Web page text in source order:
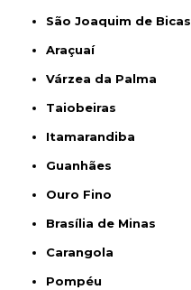
São Joaquim de Bicas
Araçuaí
Várzea da Palma
Taiobeiras
Itamarandiba
Guanhães
Ouro Fino
Brasília de Minas
Carangola
Pompéu